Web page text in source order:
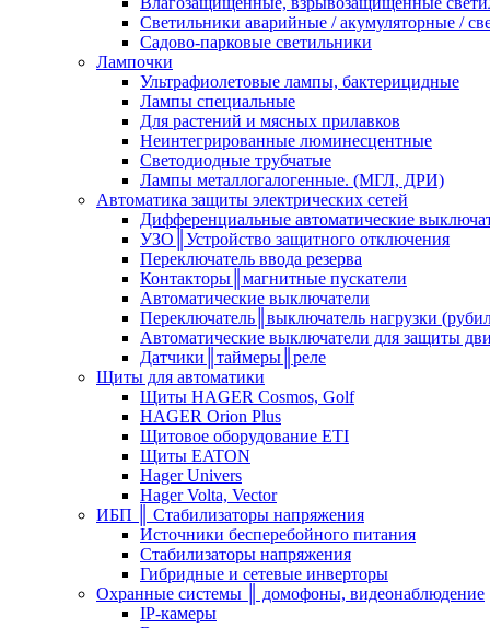
Светильники аварийные / акумуляторные /
Садово-парковые светильники
Лампочки
Ультрафиолетовые лампы, бактерицидные
Лампы специальные
Для растений и мясных прилавков
Неинтегрированные люминесцентные
Светодиодные трубчатые
Лампы металлогалогенные. (МГЛ, ДРИ)
Автоматика защиты электрических сетей
Дифференциальные автоматические
УЗО║Устройство защитного отключения
Переключатель ввода резерва
Контакторы║магнитные пускатели
Автоматические выключатели
Переключатель║выключатель нагрузки
Автоматические выключатели для защиты
Датчики║таймеры║реле
Щиты для автоматики
Щиты HAGER Cosmos, Golf
HAGER Orion Plus
Щитовое оборудование ETI
Щиты EATON
Hager Univers
Hager Volta, Vector
ИБП ║ Стабилизаторы напряжения
Источники бесперебойного питания
Стабилизаторы напряжения
Гибридные и сетевые инверторы
Охранные системы ║ домофоны, видеонаблюдение
IP-камеры